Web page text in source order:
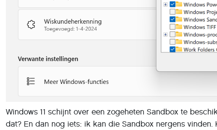
Windows 11 schijnt over een zogeheten Sandbox te
dat? En dan nog iets: ik kan die Sandbox nergens vinden.